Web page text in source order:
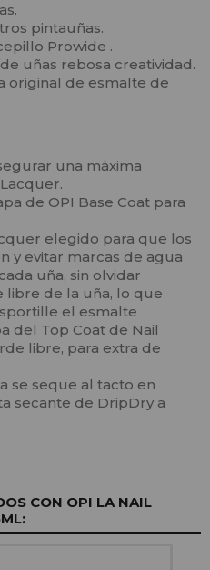
pintauñas.
Prowide .
uñas rebosa creatividad.
original de esmalte de
una máxima
de OPI Base Coat para
elegido para que los
y evitar marcas de agua
uña, sin olvidar
de la uña, lo que
el esmalte
del Top Coat de Nail
libre, para extra de
se seque al tacto en
secante de DripDry a
CON OPI LA NAIL